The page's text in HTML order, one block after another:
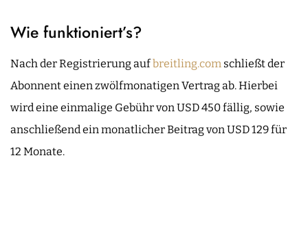
Wie funktioniert’s?
Nach der Registrierung aufbreitling.com schließt der
Abonnent einen zwölfmonatigen Vertrag ab. Hierbei
wird eine einmalige Gebühr von USD 450 fällig, sowie
anschließend ein monatlicher Beitrag von USD 129 für
12 Monate.